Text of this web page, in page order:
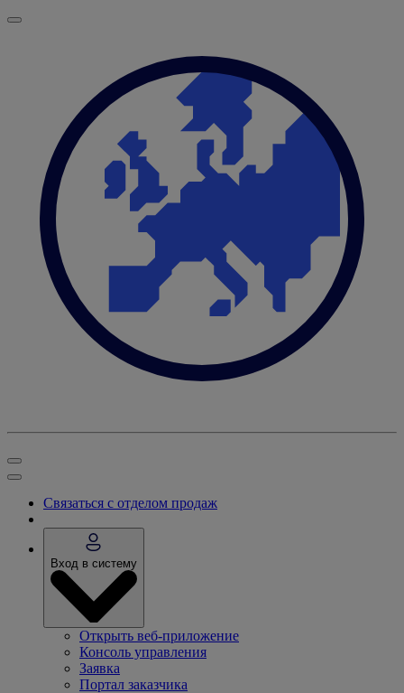
Связаться с отделом продаж
Вход в систему
Открыть веб-приложение
Консоль управления
Заявка
Портал заказчика